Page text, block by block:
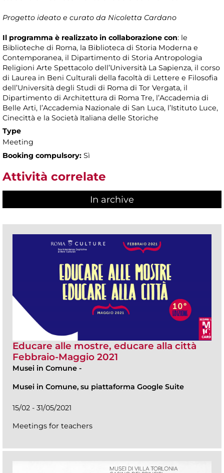
Progetto ideato e curato da Nicoletta Cardano
Il programma è realizzato in collaborazione con: le
Biblioteche di Roma, la Biblioteca di Storia Moderna e
Contemporanea, il Dipartimento di Storia Antropologia
Religioni Arte Spettacolo dell’Università La Sapienza, il corso
di Laurea in Beni Culturali della facoltà di Lettere e Filosofia
dell’Università degli Studi di Roma di Tor Vergata, il
Dipartimento di Architettura di Roma Tre, l’Accademia di
Belle Arti, l’Accademia Nazionale di San Luca, l’Istituto Luce,
Cinecittà e la Società Italiana delle Storiche
Type
Meeting
Booking compulsory: Sì
Attività correlate
In archive
Educare alle mostre, educare alla città
Febbraio-Maggio 2021
Musei in Comune -
Musei in Comune, su piattaforma Google Suite
15/02 - 31/05/2021
Meetings for teachers